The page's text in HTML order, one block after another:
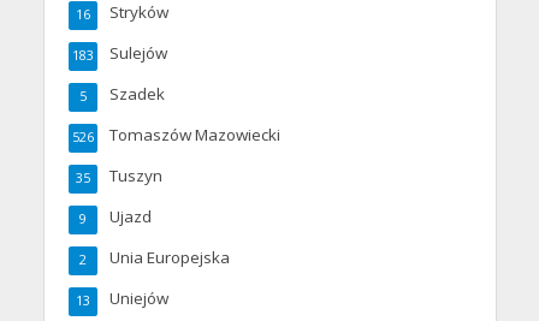
Stryków
16
Sulejów
183
Szadek
5
Tomaszów Mazowiecki
526
Tuszyn
35
Ujazd
9
Unia Europejska
2
Uniejów
13